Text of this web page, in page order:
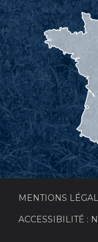
MENTIONS
ACCESSIBILITÉ :